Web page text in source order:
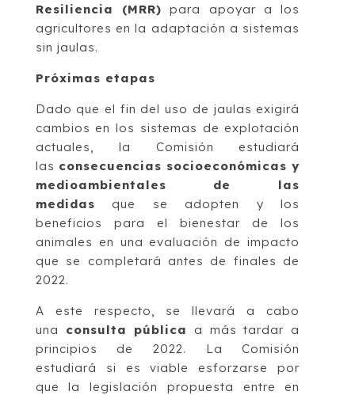
Resiliencia (MRR) para apoyar a los
agricultores en la adaptación a sistemas
sin jaulas.
Próximas etapas
Dado que el fin del uso de jaulas exigirá
cambios en los sistemas de explotación
actuales, la Comisión estudiará
las consecuencias socioeconómicas y
medioambientales de las
medidas que se adopten y los
beneficios para el bienestar de los
animales en una evaluación de impacto
que se completará antes de finales de
2022.
A este respecto, se llevará a cabo
una consulta pública
a más tardar a
principios de 2022. La Comisión
estudiará si es viable esforzarse por
que la legislación propuesta entre en